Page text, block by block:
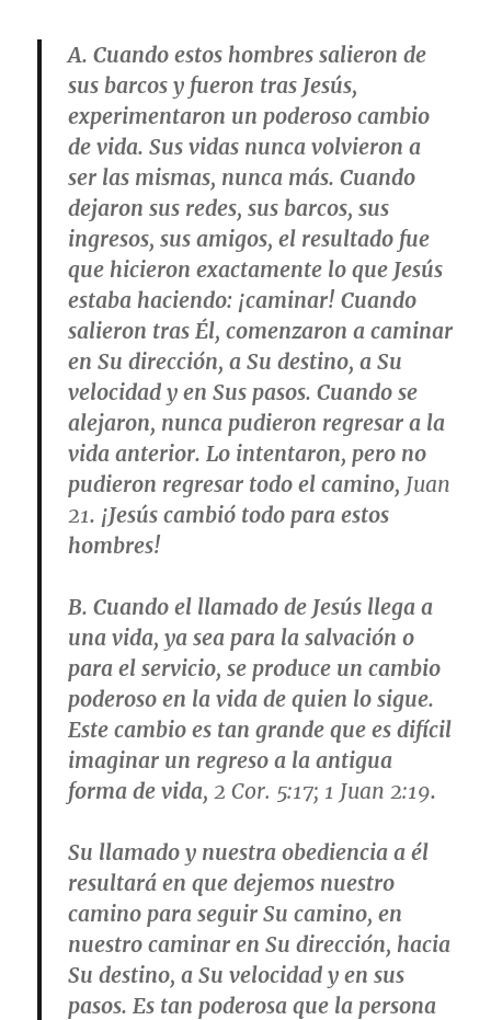
A. Cuando estos hombres salieron de
sus barcos y fueron tras Jesús,
experimentaron un poderoso cambio
de vida. Sus vidas nunca volvieron a
ser las mismas, nunca más. Cuando
dejaron sus redes, sus barcos, sus
ingresos, sus amigos, el resultado fue
que hicieron exactamente lo que Jesús
estaba haciendo: ¡caminar! Cuando
salieron tras Él, comenzaron a caminar
en Su dirección, a Su destino, a Su
velocidad y en Sus pasos. Cuando se
alejaron, nunca pudieron regresar a la
vida anterior. Lo intentaron, pero no
pudieron regresar todo el camino, Juan
21. ¡Jesús cambió todo para estos
hombres!
B. Cuando el llamado de Jesús llega a
una vida, ya sea para la salvación o
para el servicio, se produce un cambio
poderoso en la vida de quien lo sigue.
Este cambio es tan grande que es difícil
imaginar un regreso a la antigua
forma de vida, 2 Cor. 5:17; 1 Juan 2:19.
Su llamado y nuestra obediencia a él
resultará en que dejemos nuestro
camino para seguir Su camino, en
nuestro caminar en Su dirección, hacia
Su destino, a Su velocidad y en sus
pasos. Es tan poderosa que la persona